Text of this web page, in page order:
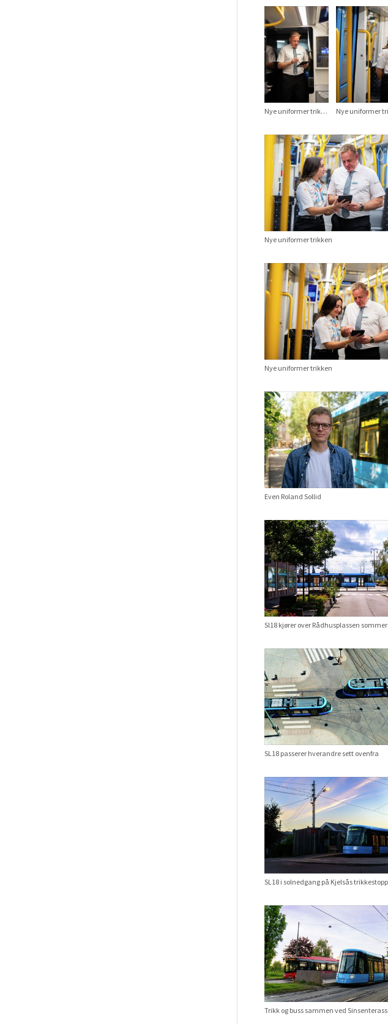
Nye uniformer trikken Nye uniformer
Nye uniformer trikken
Nye uniformer trikken
Even Roland Sollid
Sl18 kjører over Rådhusplassen sommer
SL18 passerer hverandre sett ovenfra
SL18 i solnedgang på Kjelsås trikkestopp
Trikk og buss sammen ved